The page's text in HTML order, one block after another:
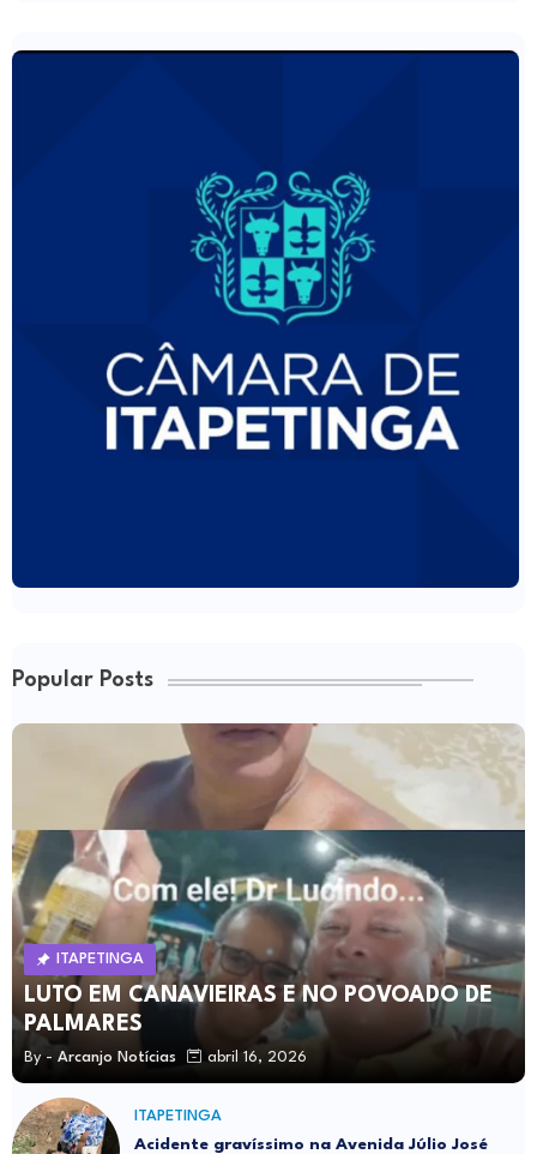
Popular Posts
ITAPETINGA
LUTO EM CANAVIEIRAS E NO POVOADO DE
PALMARES
By - Arcanjo Notícias abril 16, 2026
ITAPETINGA
Acidente gravíssimo na Avenida Júlio José